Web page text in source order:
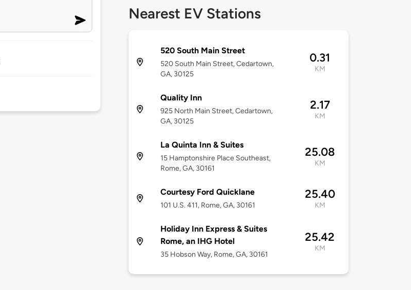
Nearest EV Stations
520 South Main Street
520 South Main Street, Cedartown,
GA, 30125
0.31
KM
Quality Inn
925 North Main Street, Cedartown,
GA, 30125
2.17
KM
La Quinta Inn & Suites
15 Hamptonshire Place Southeast,
Rome, GA, 30161
25.08
KM
Courtesy Ford Quicklane
101 U.S. 411, Rome, GA, 30161
25.40
KM
Holiday Inn Express & Suites
Rome, an IHG Hotel
35 Hobson Way, Rome, GA, 30161
25.42
KM